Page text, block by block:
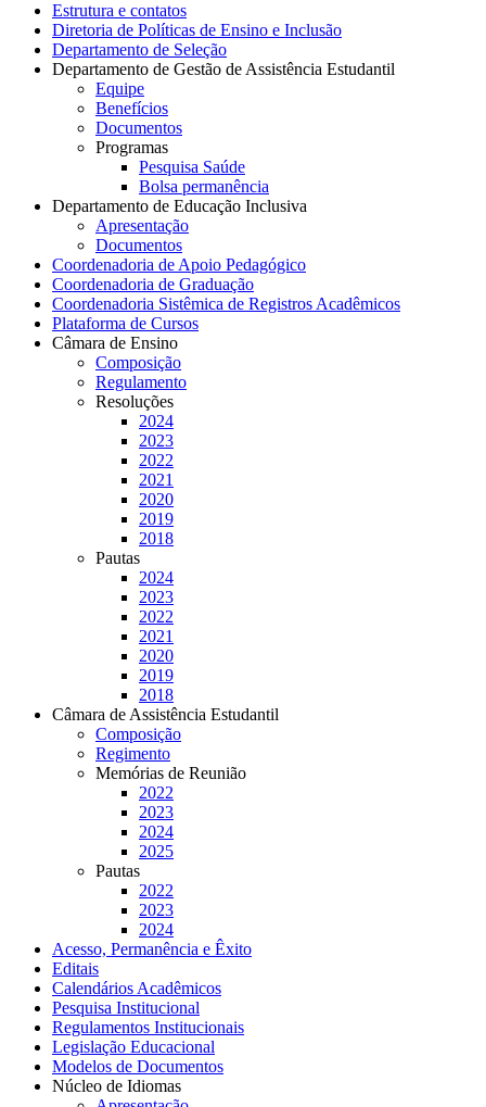
Estrutura e contatos
Diretoria de Políticas de Ensino e Inclusão
Departamento de Seleção
Departamento de Gestão de Assistência Estudantil
Equipe
Benefícios
Documentos
Programas
Pesquisa Saúde
Bolsa permanência
Departamento de Educação Inclusiva
Apresentação
Documentos
Coordenadoria de Apoio Pedagógico
Coordenadoria de Graduação
Coordenadoria Sistêmica de Registros Acadêmicos
Plataforma de Cursos
Câmara de Ensino
Composição
Regulamento
Resoluções
2024
2023
2022
2021
2020
2019
2018
Pautas
2024
2023
2022
2021
2020
2019
2018
Câmara de Assistência Estudantil
Composição
Regimento
Memórias de Reunião
2022
2023
2024
2025
Pautas
2022
2023
2024
Acesso, Permanência e Êxito
Editais
Calendários Acadêmicos
Pesquisa Institucional
Regulamentos Institucionais
Legislação Educacional
Modelos de Documentos
Núcleo de Idiomas